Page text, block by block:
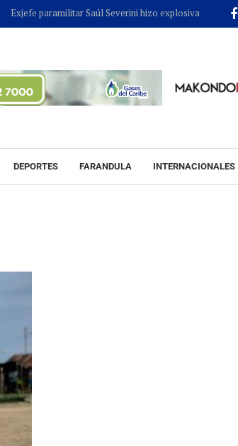
paramilitar Saúl Severini hizo explosivas revelaciones
DEPORTES FARANDULA INTERNACIONALES